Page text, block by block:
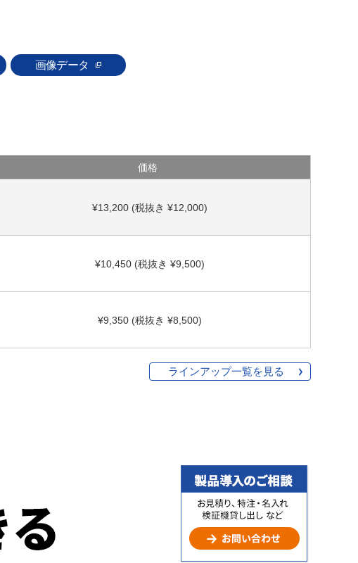
画像データ
価格
¥13,200 (税抜き ¥12,000)
¥10,450 (税抜き ¥9,500)
¥9,350 (税抜き ¥8,500)
ラインアップ一覧を見る